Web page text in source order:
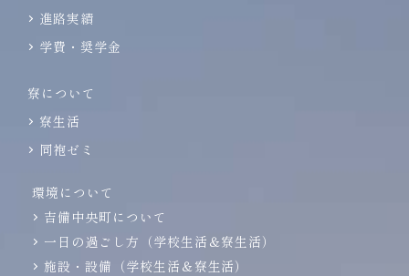
進路実績
学費・奨学金
寮について
寮生活
同袍ゼミ
環境について
吉備中央町について
一日の過ごし方（学校生活＆寮生活）
施設・設備（学校生活＆寮生活）